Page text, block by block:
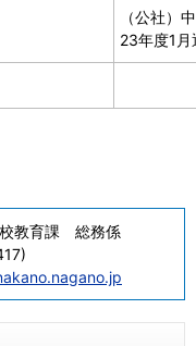
（公社）
23年度1
教育課 総務係